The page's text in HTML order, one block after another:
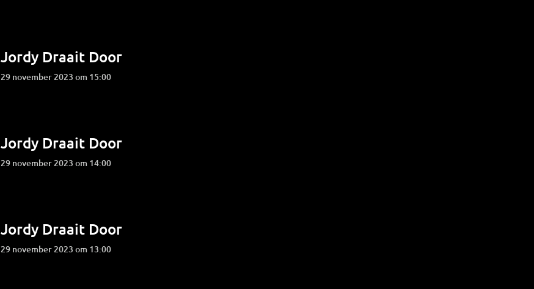
Jordy Draait Door
29 november 2023 om 15:00
Jordy Draait Door
29 november 2023 om 14:00
Jordy Draait Door
29 november 2023 om 13:00